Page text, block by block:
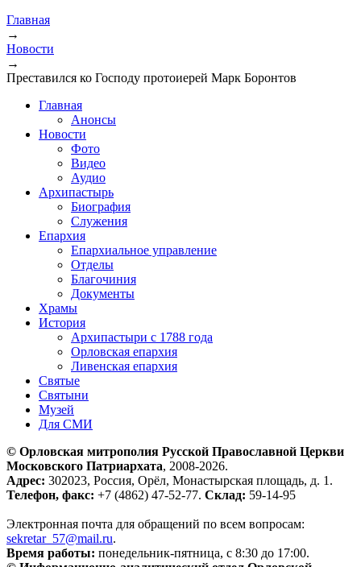
Главная
→
Новости
→
Преставился ко Господу протоиерей Марк Боронтов
Главная
Анонсы
Новости
Фото
Видео
Аудио
Архипастырь
Биография
Служения
Епархия
Епархиальное управление
Отделы
Благочиния
Документы
Храмы
История
Архипастыри с 1788 года
Орловская епархия
Ливенская епархия
Святые
Святыни
Музей
Для СМИ
© Орловская митрополия Русской Православной Церкви
Московского Патриархата, 2008-2026.
Адрес: 302023, Россия, Орёл, Монастырская площадь, д. 1.
Телефон, факс: +7 (4862) 47-52-77. Склад: 59-14-95
Электронная почта для обращений по всем вопросам:
sekretar_57@mail.ru.
Время работы: понедельник-пятница, с 8:30 до 17:00.